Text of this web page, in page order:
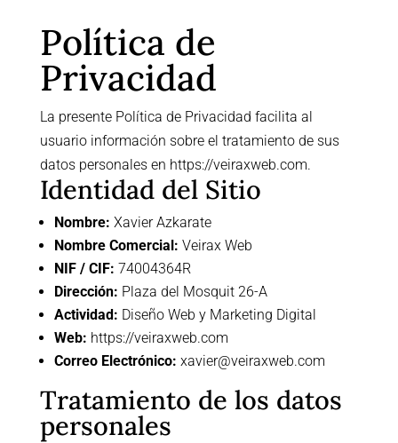
Política de
Privacidad
La presente Política de Privacidad facilita al
usuario información sobre el tratamiento de sus
datos personales en https://veiraxweb.com.
Identidad del Sitio
Nombre: Xavier Azkarate
Nombre Comercial: Veirax Web
NIF / CIF: 74004364R
Dirección: Plaza del Mosquit 26-A
Actividad: Diseño Web y Marketing Digital
Web: https://veiraxweb.com
Correo Electrónico: xavier@veiraxweb.com
Tratamiento de los datos
personales